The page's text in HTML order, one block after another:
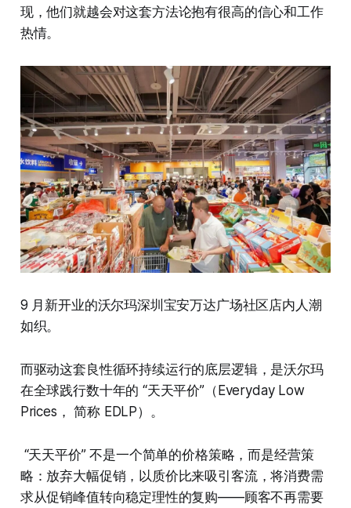
现，他们就越会对这套方法论抱有很高的信心和工作
热情。
9 月新开业的沃尔玛深圳宝安万达广场社区店内人潮
如织。
而驱动这套良性循环持续运行的底层逻辑，是沃尔玛
在全球践行数十年的 “天天平价”（Everyday Low
Prices， 简称 EDLP）。
“天天平价” 不是一个简单的价格策略，而是经营策
略：放弃大幅促销，以质价比来吸引客流，将消费需
求从促销峰值转向稳定理性的复购——顾客不再需要